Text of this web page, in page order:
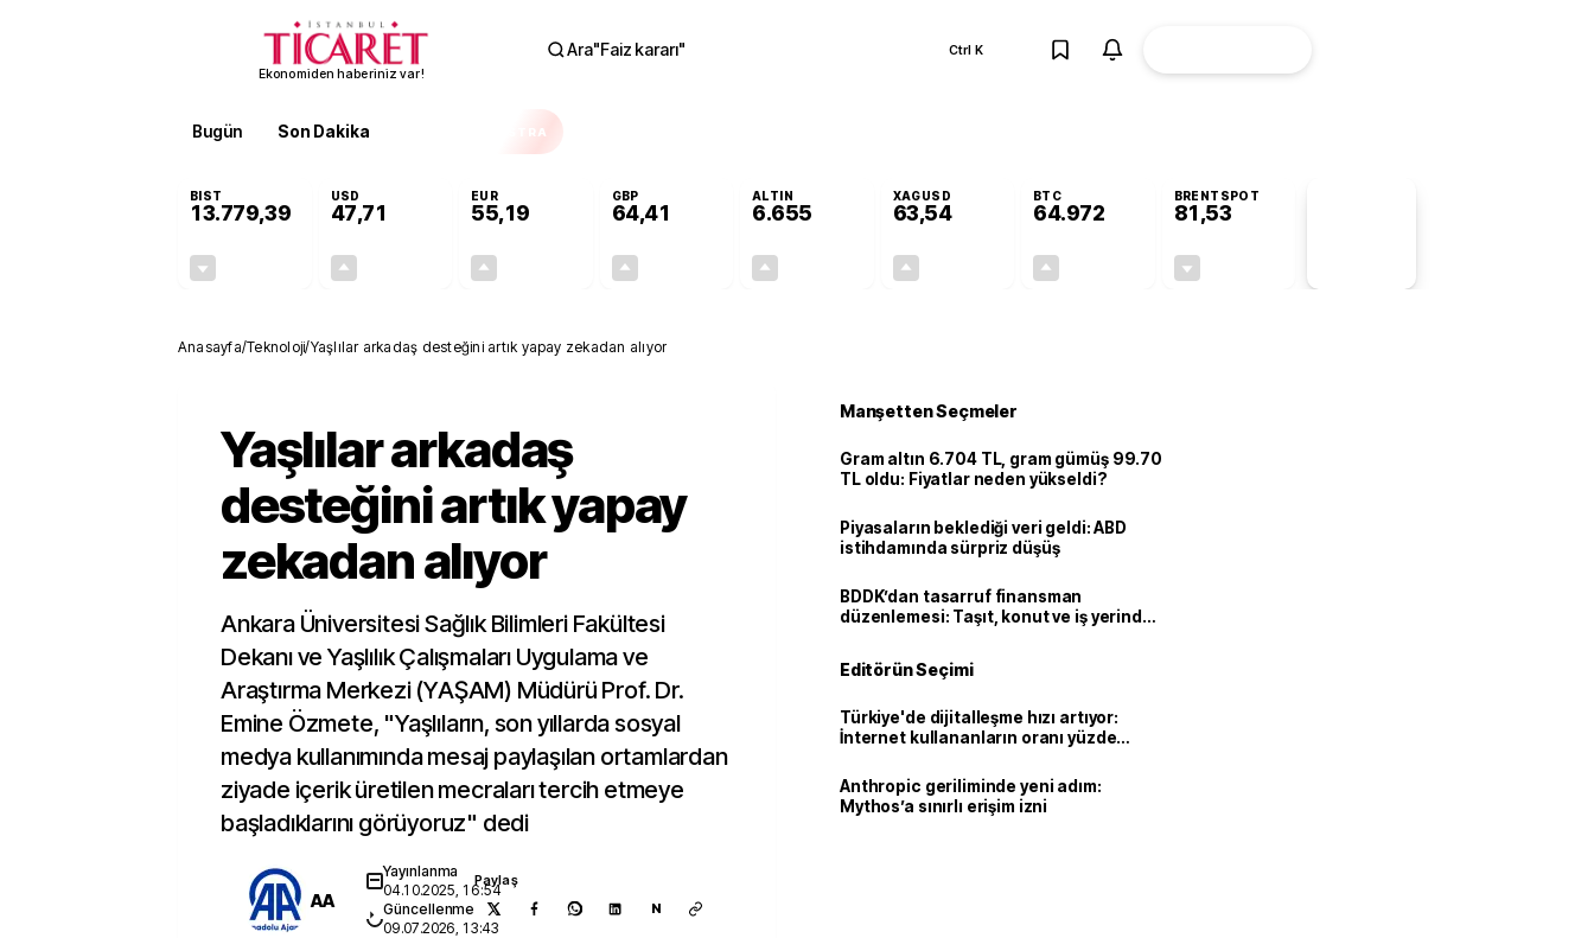
Ekonomiden haberiniz var!
Ara"Faiz kararı" Ctrl K
Bugün Son Dakika EKSTRA
BIST
13.779,39
USD
47,71
EUR
55,19
GBP
64,41
ALTIN
6.655
XAGUSD
63,54
BTC
64.972
BRENTSPOT
81,53
Anasayfa/Teknoloji/Yaşlılar arkadaş desteğini artık yapay zekadan alıyor
Yaşlılar arkadaş
desteğini artık yapay
zekadan alıyor
Ankara Üniversitesi Sağlık Bilimleri Fakültesi
Dekanı ve Yaşlılık Çalışmaları Uygulama ve
Araştırma Merkezi (YAŞAM) Müdürü Prof. Dr.
Emine Özmete, "Yaşlıların, son yıllarda sosyal
medya kullanımında mesaj paylaşılan ortamlardan
ziyade içerik üretilen mecraları tercih etmeye
başladıklarını görüyoruz" dedi
AA
Yayınlanma
04.10.2025, 16:54
Güncellenme
09.07.2026, 13:43
Paylaş
N
Manşetten Seçmeler
Gram altın 6.704 TL, gram gümüş 99.70
TL oldu: Fiyatlar neden yükseldi?
Piyasaların beklediği veri geldi: ABD
istihdamında sürpriz düşüş
BDDK’dan tasarruf finansman
düzenlemesi: Taşıt, konut ve iş yerinde
Editörün Seçimi
Türkiye'de dijitalleşme hızı artıyor:
İnternet kullananların oranı yüzde
Anthropic geriliminde yeni adım:
Mythos’a sınırlı erişim izni